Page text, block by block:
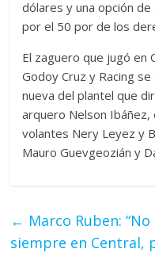
dólares y una opción
por el 50 por de los
El zaguero que jugó en
Godoy Cruz y Racing
nueva del plantel que
arquero Nelson Ibáñez,
volantes Nery Leyez y
Mauro Guevgeozián y
← Marco Ruben:
siempre en Central,